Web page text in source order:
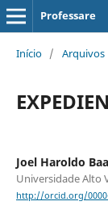
Professare
Início / Arquivos
Joel Haroldo
Universidade Alto
http://orcid.org/